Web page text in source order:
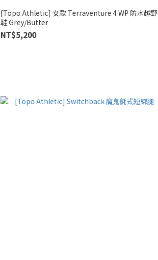
[Topo Athletic] 女款 Terraventure 4 WP 防水越野
鞋 Grey/Butter
NT$5,200